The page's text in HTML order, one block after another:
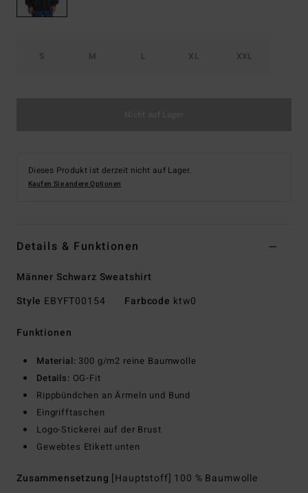
S M L XL XXL
Dieses Produkt ist derzeit nicht auf Lager.
Kaufen Sie andere Optionen
Details & Funktionen
Männer Schwarz Sweatshirt
Style EBYFT00154 Farbcode ktw0
Funktionen
Material: 300 g/m2 reine Baumwolle
Details: OG-Fit
Rippbündchen an Ärmeln und Bund
Eingrifftaschen
Logo-Stickerei auf der Brust
Gewebtes Etikett unten
Zusammensetzung [Hauptstoff] 100 % Baumwolle